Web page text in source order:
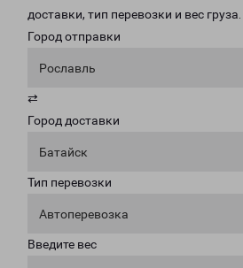
доставки, тип перевозки и вес груза.
Город отправки
Рославль
⇄
Город доставки
Батайск
Тип перевозки
Автоперевозка
Введите вес